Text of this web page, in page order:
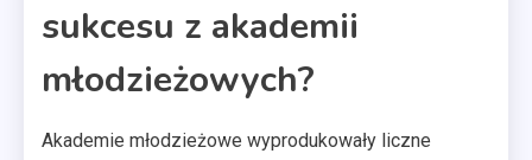
sukcesu z akademii
młodzieżowych?
Akademie młodzieżowe wyprodukowały liczne